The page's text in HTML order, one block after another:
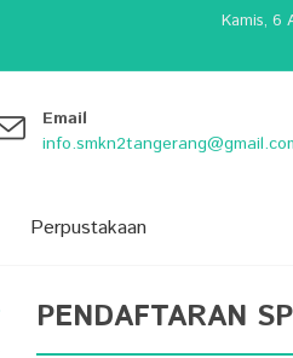
Kamis, 6
Email
Perpustakaan
PENDAFTARAN